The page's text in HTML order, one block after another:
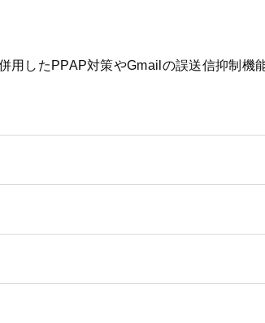
したPPAP対策やGmailの誤送信抑制機